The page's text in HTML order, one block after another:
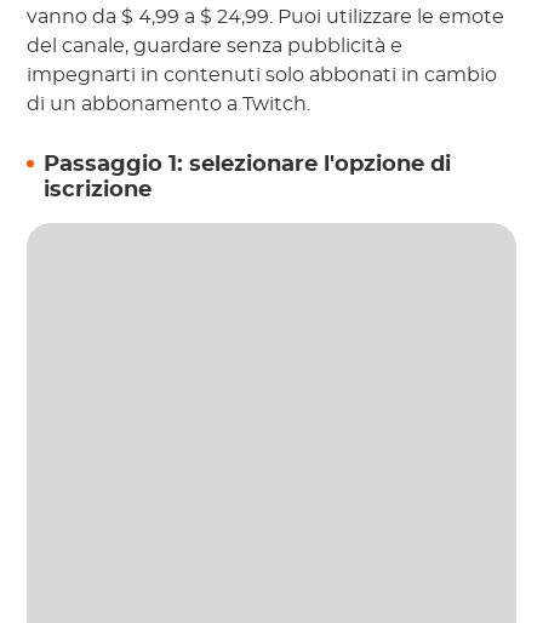
vanno da $ 4,99 a $ 24,99. Puoi utilizzare le emote
del canale, guardare senza pubblicità e
impegnarti in contenuti solo abbonati in cambio
di un abbonamento a Twitch.
Passaggio 1: selezionare l'opzione di
iscrizione